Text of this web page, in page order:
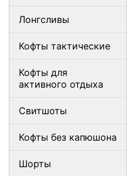
Лонгсливы
Кофты тактические
Кофты для
активного отдыха
Свитшоты
Кофты без капюшона
Шорты